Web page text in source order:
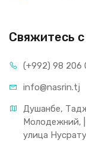
Свяжитесь
(+992) 98 206
info@nasrin.tj
Душанбе,
Молодежний, |
улица